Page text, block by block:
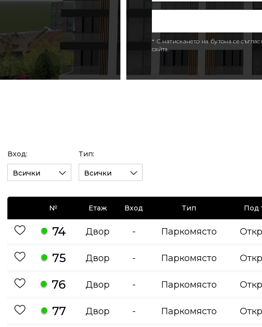
* С натискането на бутона се
сайта.
Вход:
Всички
Тип:
Всички
№ Етаж Вход Тип Под
74 Двор - Паркомясто
75 Двор - Паркомясто
76 Двор - Паркомясто
77 Двор - Паркомясто